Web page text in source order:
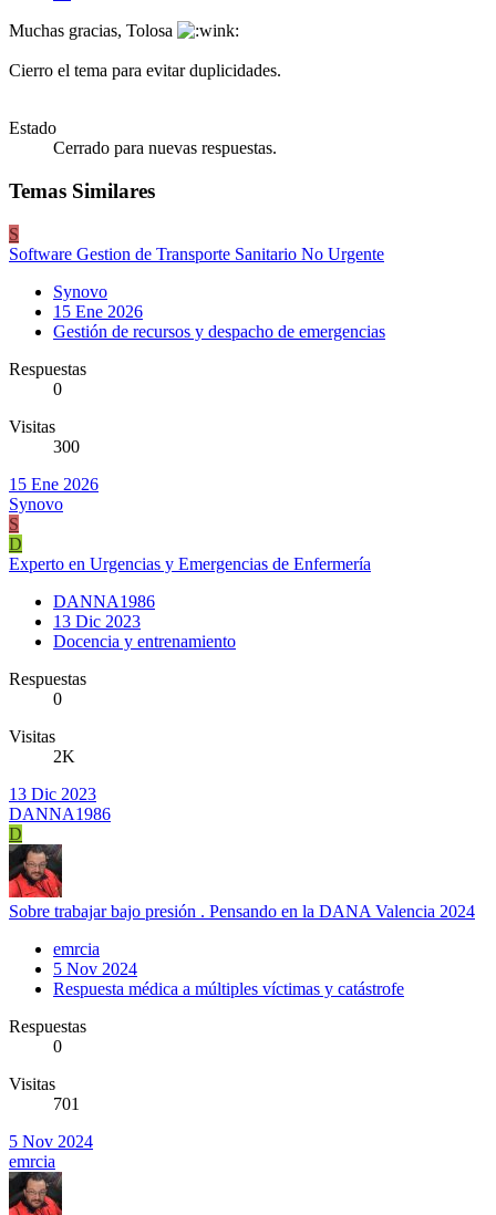
Muchas gracias, Tolosa
Cierro el tema para evitar duplicidades.
Estado
Cerrado para nuevas respuestas.
Temas Similares
S
Software Gestion de Transporte Sanitario No Urgente
Synovo
15 Ene 2026
Gestión de recursos y despacho de emergencias
Respuestas
0
Visitas
300
15 Ene 2026
Synovo
S
D
Experto en Urgencias y Emergencias de Enfermería
DANNA1986
13 Dic 2023
Docencia y entrenamiento
Respuestas
0
Visitas
2K
13 Dic 2023
DANNA1986
D
Sobre trabajar bajo presión . Pensando en la DANA Valencia 2024
emrcia
5 Nov 2024
Respuesta médica a múltiples víctimas y catástrofe
Respuestas
0
Visitas
701
5 Nov 2024
emrcia